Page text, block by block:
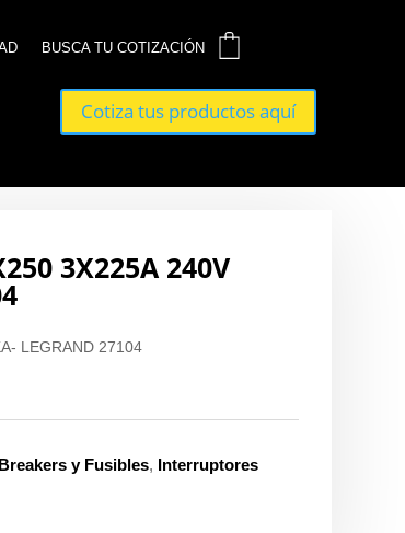
BUSCA TU COTIZACIÓN
Cotiza tus productos aquí
BUSCA TU COTIZACIÓN
Cotiza tus productos aquí
3X225A 240V
LEGRAND 27104
Breakers y Fusibles, Interruptores